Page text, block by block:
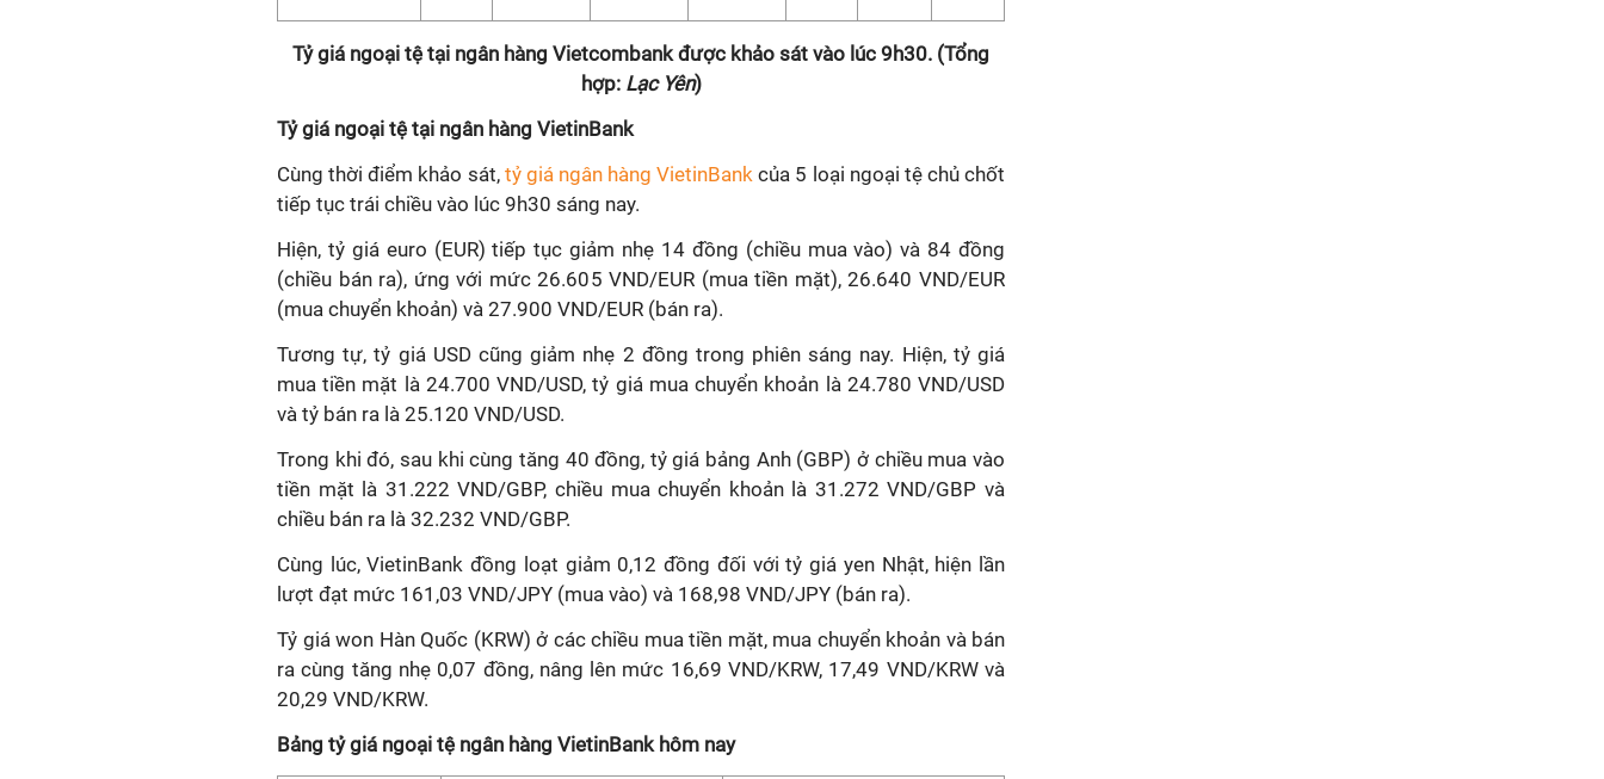
Tỷ giá ngoại tệ tại ngân hàng Vietcombank được khảo sát vào lúc 9h30. (Tổng
hợp: Lạc Yên)
Tỷ giá ngoại tệ tại ngân hàng VietinBank
Cùng thời điểm khảo sát, tỷ giá ngân hàng VietinBank của 5 loại ngoại tệ chủ chốt
tiếp tục trái chiều vào lúc 9h30 sáng nay.
Hiện, tỷ giá euro (EUR) tiếp tục giảm nhẹ 14 đồng (chiều mua vào) và 84 đồng
(chiều bán ra), ứng với mức 26.605 VND/EUR (mua tiền mặt), 26.640 VND/EUR
(mua chuyển khoản) và 27.900 VND/EUR (bán ra).
Tương tự, tỷ giá USD cũng giảm nhẹ 2 đồng trong phiên sáng nay. Hiện, tỷ giá
mua tiền mặt là 24.700 VND/USD, tỷ giá mua chuyển khoản là 24.780 VND/USD
và tỷ bán ra là 25.120 VND/USD.
Trong khi đó, sau khi cùng tăng 40 đồng, tỷ giá bảng Anh (GBP) ở chiều mua vào
tiền mặt là 31.222 VND/GBP, chiều mua chuyển khoản là 31.272 VND/GBP và
chiều bán ra là 32.232 VND/GBP.
Cùng lúc, VietinBank đồng loạt giảm 0,12 đồng đối với tỷ giá yen Nhật, hiện lần
lượt đạt mức 161,03 VND/JPY (mua vào) và 168,98 VND/JPY (bán ra).
Tỷ giá won Hàn Quốc (KRW) ở các chiều mua tiền mặt, mua chuyển khoản và bán
ra cùng tăng nhẹ 0,07 đồng, nâng lên mức 16,69 VND/KRW, 17,49 VND/KRW và
20,29 VND/KRW.
Bảng tỷ giá ngoại tệ ngân hàng VietinBank hôm nay